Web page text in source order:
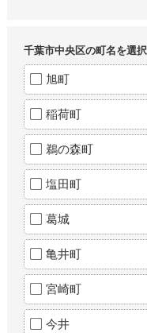
千葉市中央区の町名を選択
旭町
稲荷町
鵜の森町
塩田町
葛城
亀井町
宮崎町
今井